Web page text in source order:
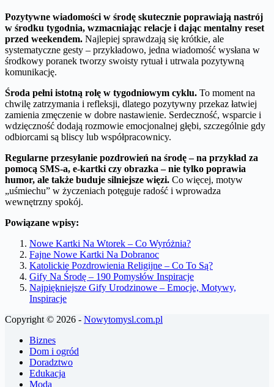
Pozytywne wiadomości w środę skutecznie poprawiają nastrój
w środku tygodnia, wzmacniając relacje i dając mentalny reset
przed weekendem. Najlepiej sprawdzają się krótkie, ale
systematyczne gesty – przykładowo, jedna wiadomość wysłana w
środkowy poranek tworzy swoisty rytuał i utrwala pozytywną
komunikację.
Środa pełni istotną rolę w tygodniowym cyklu. To moment na
chwilę zatrzymania i refleksji, dlatego pozytywny przekaz łatwiej
zamienia zmęczenie w dobre nastawienie. Serdeczność, wsparcie i
wdzięczność dodają rozmowie emocjonalnej głębi, szczególnie gdy
odbiorcami są bliscy lub współpracownicy.
Regularne przesyłanie pozdrowień na środę – na przykład za
pomocą SMS-a, e-kartki czy obrazka – nie tylko poprawia
humor, ale także buduje silniejsze więzi. Co więcej, motyw
„uśmiechu” w życzeniach potęguje radość i wprowadza
wewnętrzny spokój.
Powiązane wpisy:
Nowe Kartki Na Wtorek – Co Wyróżnia?
Fajne Nowe Kartki Na Dobranoc
Katolickie Pozdrowienia Religijne – Co To Są?
Gify Na Środę – 190 Pomysłów Inspiracje
Najpiękniejsze Gify Urodzinowe – Emocje, Motywy,
Inspiracje
Copyright © 2026 - Nowytomysl.com.pl
Biznes
Dom i ogród
Doradztwo
Edukacja
Moda